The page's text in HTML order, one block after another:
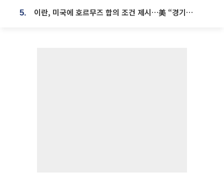
5. 이란, 미국에 호르무즈 합의 조건 제시…美 “경기 아직 안 끝나” [종합]